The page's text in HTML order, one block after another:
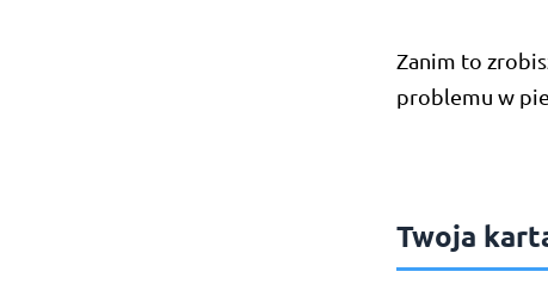
Zanim to
problemu w
Twoja